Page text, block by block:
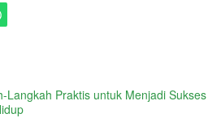
Langkah Praktis untuk Menjadi Sukses